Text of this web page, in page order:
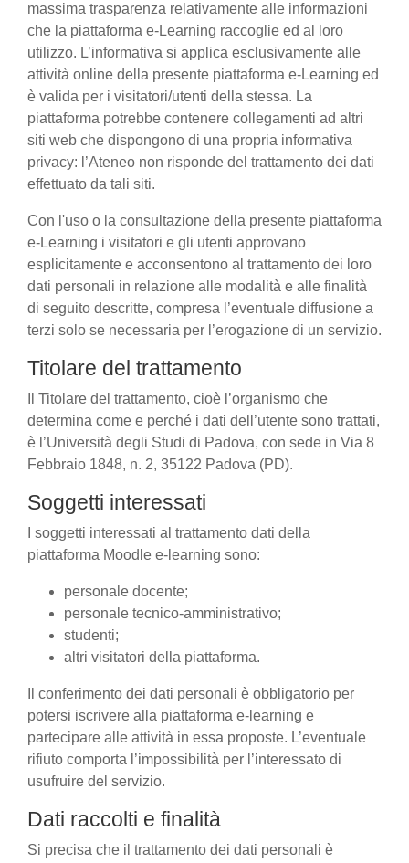
massima trasparenza relativamente alle informazioni
che la piattaforma e-Learning raccoglie ed al loro
utilizzo. L’informativa si applica esclusivamente alle
attività online della presente piattaforma e-Learning ed
è valida per i visitatori/utenti della stessa. La
piattaforma potrebbe contenere collegamenti ad altri
siti web che dispongono di una propria informativa
privacy: l’Ateneo non risponde del trattamento dei dati
effettuato da tali siti.
Con l'uso o la consultazione della presente piattaforma
e-Learning i visitatori e gli utenti approvano
esplicitamente e acconsentono al trattamento dei loro
dati personali in relazione alle modalità e alle finalità
di seguito descritte, compresa l’eventuale diffusione a
terzi solo se necessaria per l’erogazione di un servizio.
Titolare del trattamento
Il Titolare del trattamento, cioè l’organismo che
determina come e perché i dati dell’utente sono trattati,
è l’Università degli Studi di Padova, con sede in Via 8
Febbraio 1848, n. 2, 35122 Padova (PD).
Soggetti interessati
I soggetti interessati al trattamento dati della
piattaforma Moodle e-learning sono:
personale docente;
personale tecnico-amministrativo;
studenti;
altri visitatori della piattaforma.
Il conferimento dei dati personali è obbligatorio per
potersi iscrivere alla piattaforma e-learning e
partecipare alle attività in essa proposte. L’eventuale
rifiuto comporta l’impossibilità per l’interessato di
usufruire del servizio.
Dati raccolti e finalità
Si precisa che il trattamento dei dati personali è